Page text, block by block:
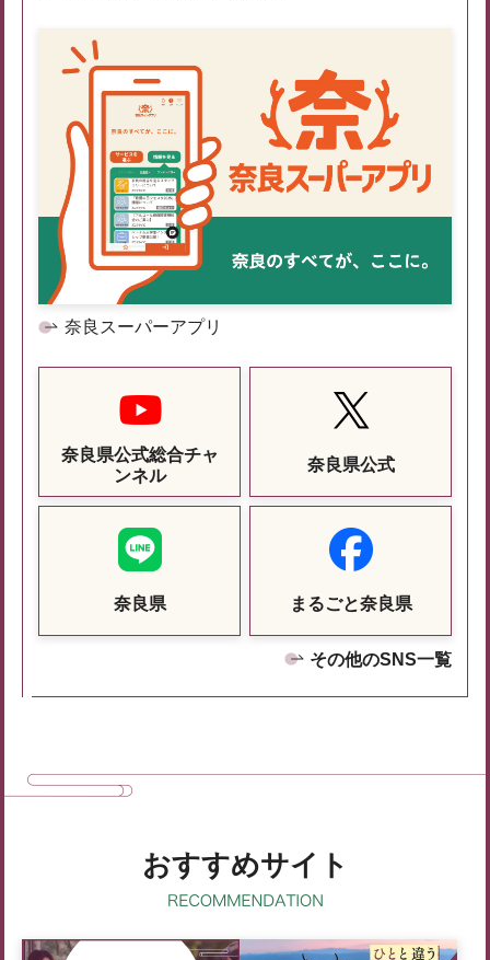
奈良スーパーアプリ
奈良県公式総合チャ
ンネル
奈良県公式
奈良県 まるごと奈良県
その他のSNS一覧
おすすめサイト